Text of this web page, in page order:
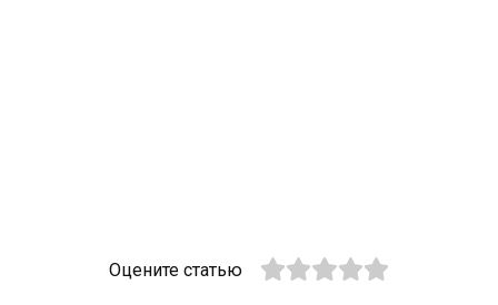
Оцените статью